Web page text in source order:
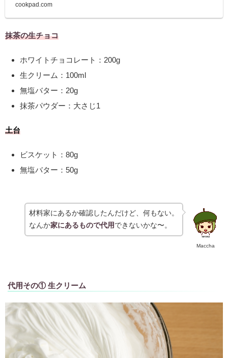
cookpad.com
抹茶の生チョコ
ホワイトチョコレート：200g
生クリーム：100ml
無塩バター：20g
抹茶パウダー：大さじ1
土台
ビスケット：80g
無塩バター：50g
Maccha
材料家にあるか確認したんだけど、何もない。
なんか家にあるもので代用 できないかな〜。
代用その① 生クリーム